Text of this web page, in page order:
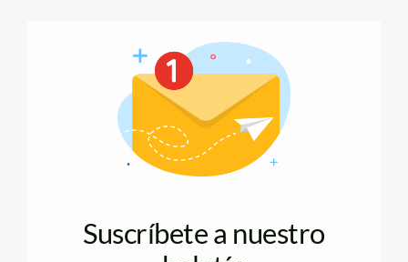
Suscríbete a nuestro